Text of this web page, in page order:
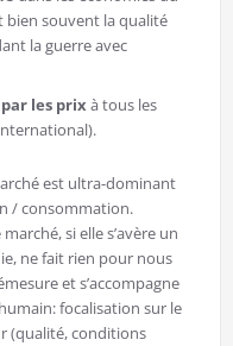
souvent la qualité
la guerre avec
par les prix à tous les
est ultra-dominant
/ consommation.
si elle s’avère un
ne fait rien pour nous
et s’accompagne
focalisation sur le
(qualité, conditions